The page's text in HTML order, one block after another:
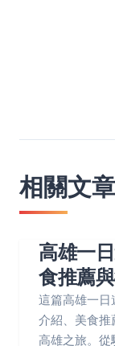
相關文章
高雄一
食推薦
這篇高雄一
介紹、美食推
高雄之旅。從